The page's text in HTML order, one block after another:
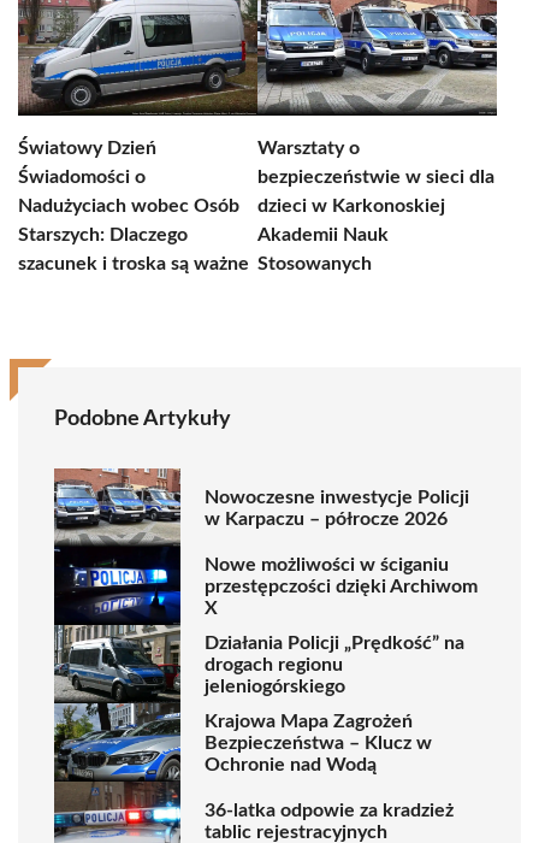
Światowy Dzień
Świadomości o
Nadużyciach wobec Osób
Starszych: Dlaczego
szacunek i troska są ważne
Warsztaty o
bezpieczeństwie w sieci dla
dzieci w Karkonoskiej
Akademii Nauk
Stosowanych
Podobne Artykuły
Nowoczesne inwestycje Policji
w Karpaczu – półrocze 2026
Nowe możliwości w ściganiu
przestępczości dzięki Archiwom
X
Działania Policji „Prędkość” na
drogach regionu
jeleniogórskiego
Krajowa Mapa Zagrożeń
Bezpieczeństwa – Klucz w
Ochronie nad Wodą
36-latka odpowie za kradzież
tablic rejestracyjnych